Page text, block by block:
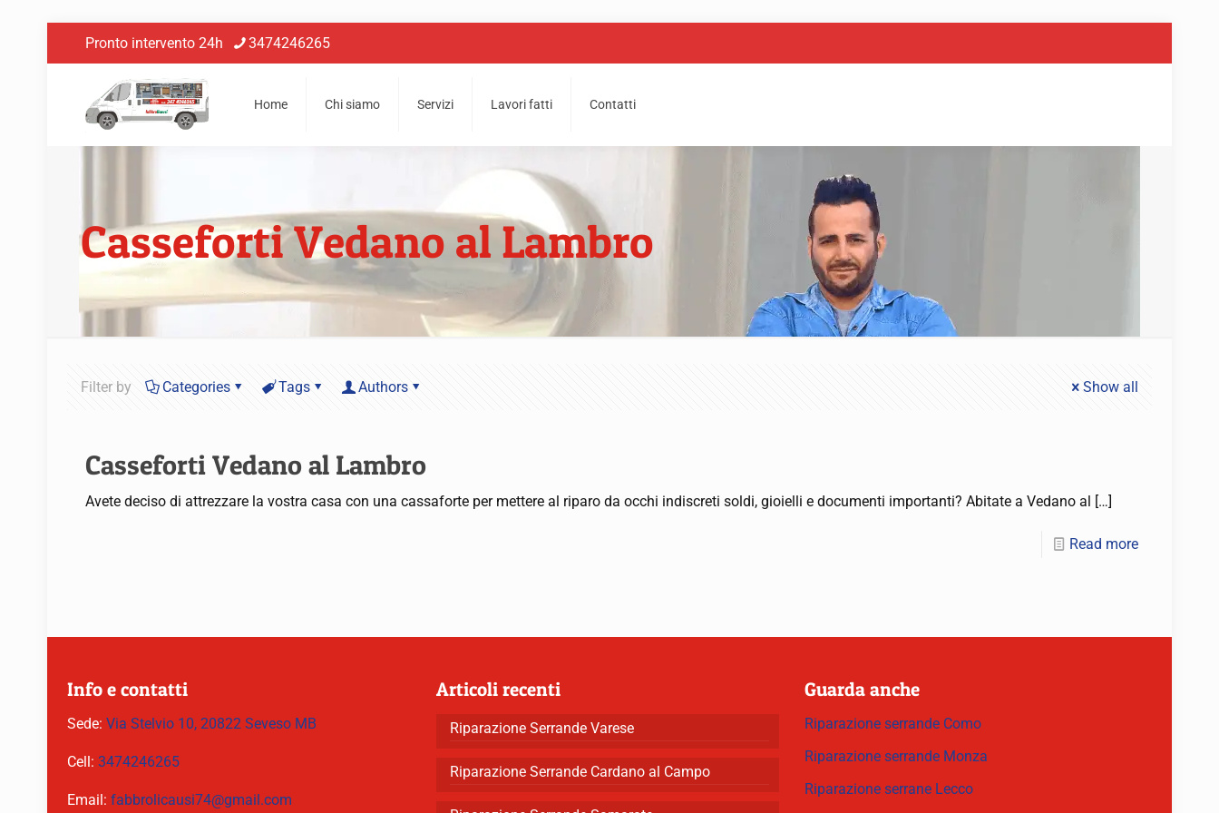
Pronto intervento 24h 3474246265
Home Chi siamo Servizi Lavori fatti Contatti
Casseforti Vedano al Lambro
Filter by Categories Tags Authors Show all
Casseforti Vedano al Lambro
Avete deciso di attrezzare la vostra casa con una cassaforte per mettere al riparo da occhi indiscreti soldi, gioielli e documenti importanti? Abitate a Vedano al […]
Read more
Info e contatti
Sede: Via Stelvio 10, 20822 Seveso MB
Cell: 3474246265
Email: fabbrolicausi74@gmail.com
Articoli recenti
Riparazione Serrande Varese
Riparazione Serrande Cardano al Campo
Guarda anche
Riparazione serrande Como
Riparazione serrande Monza
Riparazione serrane Lecco